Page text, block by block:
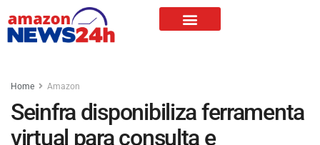
Home Amazon
Seinfra disponibiliza ferramenta
virtual para consulta e